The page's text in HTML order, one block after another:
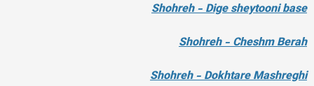
Shohreh - Dige sheytooni base
Shohreh - Cheshm Berah
Shohreh - Dokhtare Mashreghi